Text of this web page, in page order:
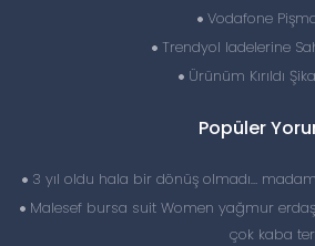
Vodafone
Trendyol Iadelerine
Ürünüm Kırıldı
Popüler
3 yıl oldu hala bir dönüş olmadı…
Malesef bursa suit Women yağmur
çok kaba